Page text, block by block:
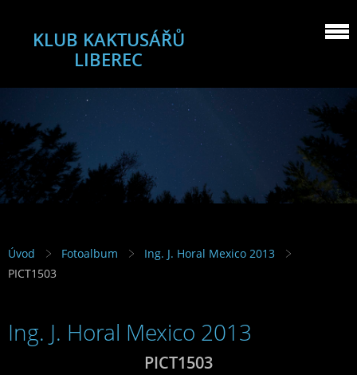
KLUB KAKTUSÁŘŮ
LIBEREC
Úvod Fotoalbum
Ing. J. Horal Mexico 2013
PICT1503
Ing. J. Horal Mexico 2013
PICT1503